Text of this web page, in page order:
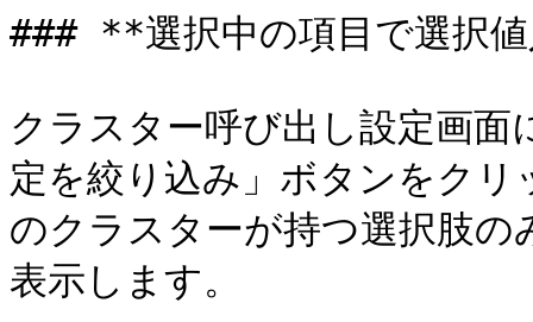
### **選択中の項目で選択
クラスター呼び出し設定画面
定を絞り込み」ボタンをク
のクラスターが持つ選択肢の
表示します。